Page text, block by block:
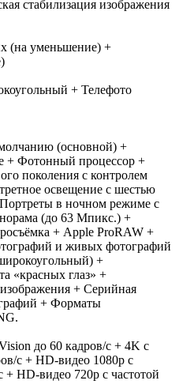
стабилизация изображения
(на уменьшение) +
+ Телефото
(основной) +
+ Фотонный процессор +
поколения с контролем
освещение с шестью
в ночном режиме с
(до 63 Мпикс.) +
+ Apple ProRAW +
и живых фотографий
+
«красных глаз» +
+ Серийная
+ Форматы
до 60 кадров/ с + 4K с
с + HD-видео 1080p с
+ HD-видео 720p с частотой